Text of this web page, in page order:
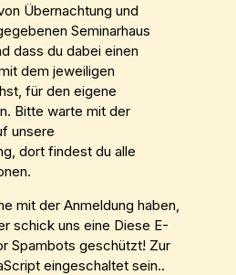
Übernachtung und
Seminarhaus
dass du dabei einen
dem jeweiligen
für den eigene
Bitte warte mit der
unsere
dort findest du alle
mit der Anmeldung haben,
schick uns eine Diese E-
Spambots geschützt! Zur
eingeschaltet sein..